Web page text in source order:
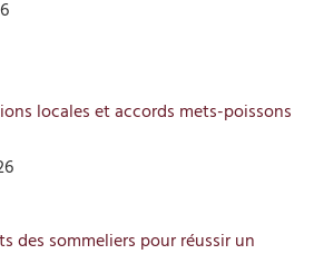
locales et accords mets-poissons
des sommeliers pour réussir un